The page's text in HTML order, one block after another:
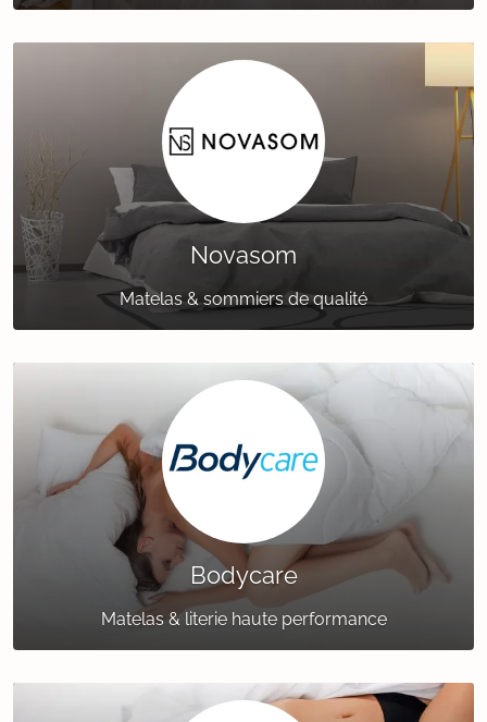
Novasom
Matelas & sommiers de qualité
Bodycare
Matelas & literie haute performance